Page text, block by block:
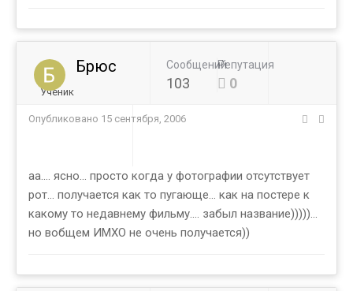
Брюс
Ученик
Сообщений
103
Репутация
0
Опубликовано 15 сентября, 2006
аа.... ясно... просто когда у фотографии отсутствует
рот... получается как то пугающе... как на постере к
какому то недавнему фильму.... забыл название)))))...
но вобщем ИМХО не очень получается))